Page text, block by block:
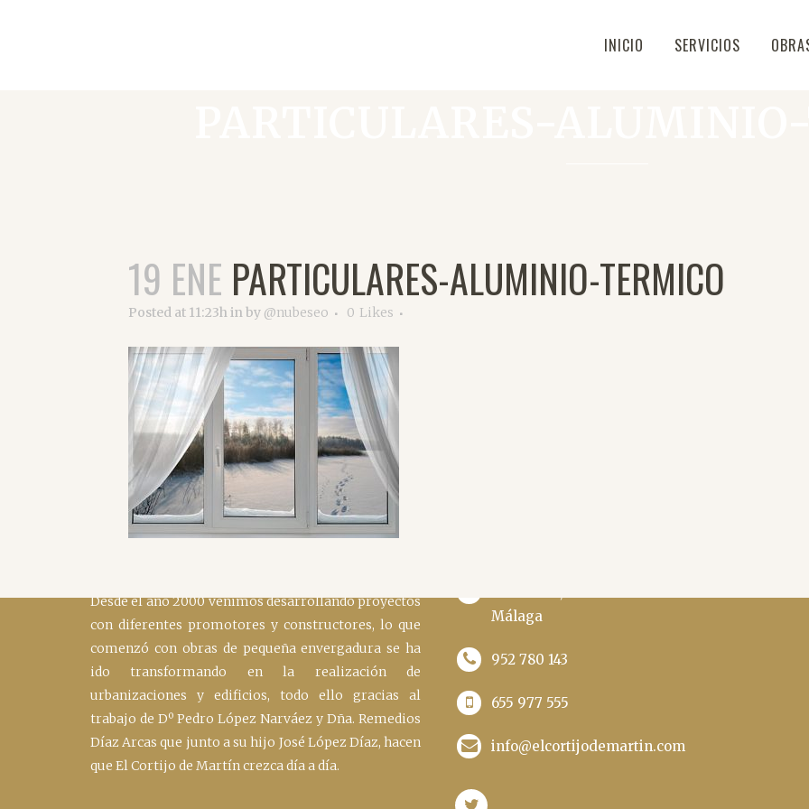
INICIO SERVICIOS
19 ENE PARTICULARES-ALUMINIO-TERMICO
Posted at 11:23hinby @nubeseo 0 Likes
SOBRE NOSOTROS
Desde el año 2000 venimos desarrollando proyectos
con diferentes promotores y constructores, lo que
comenzó con obras de pequeña envergadura se ha
ido transformando en la realización de
urbanizaciones y edificios, todo ello gracias al
trabajo de Dº Pedro López Narváez y Dña. Remedios
Díaz Arcas que junto a su hijo José López Díaz, hacen
que El Cortijo de Martín crezca día a día.
Málaga
952 780 143
655 977 555
info@elcortijodemartin.com